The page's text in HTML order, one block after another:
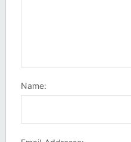
Name: